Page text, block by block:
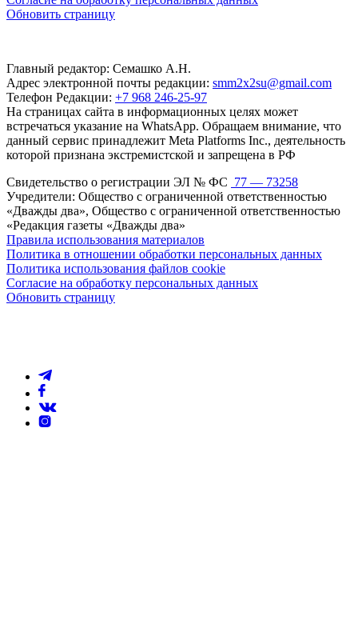
Обновить страницу
Главный редактор: Семашко А.Н.
Адрес электронной почты редакции: smm2x2su@gmail.com
Телефон Редакции: +7 968 246-25-97
На страницах сайта в информационных целях может
встречаться указание на WhatsApp. Обращаем внимание, что
данный сервис принадлежит Meta Platforms Inc., деятельность
которой признана экстремистской и запрещена в РФ
Свидетельство о регистрации ЭЛ № ФС 77 — 73258
Учредители: Общество с ограниченной ответственностью
«Дважды два», Общество с ограниченной ответственностью
«Редакция газеты «Дважды два»
Правила использования материалов
Политика в отношении обработки персональных данных
Политика использования файлов cookie
Согласие на обработку персональных данных
Обновить страницу